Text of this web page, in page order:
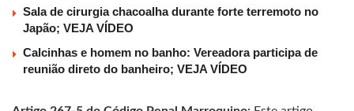
Sala de cirurgia chacoalha durante forte terremoto no
Japão; VEJA VÍDEO
Calcinhas e homem no banho: Vereadora participa de
reunião direto do banheiro; VEJA VÍDEO